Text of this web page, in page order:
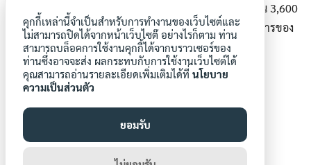
ให้ทุนแก่ผู้อยู่อาศัย 800 คน ซึ่งดูแลรักษาพัสดุว่างประมาณ 3,600
ผืน ตามคำกล่าวของ Michael Freeman ผู้อำนวยการบริหารของ
Genesee County Land Bank Authority ที่เริ่มโครงการ
คุกกี้เหล่านี้จำเป็นสำหรับการทำงานของเว็บไซต์และ
ไม่สามารถปิดได้จากหน้าเว็บไซต๊ อย่างไรก็ตาม ท่าน
สามารถบล็อคการใช้งานคุกกี้ได้จากบราวเซอร์ของ
ท่านซึ่งอาจจะส่ง ผลกระทบกับการใช้งานเว็บไซต์ได้
คุณสามารถอ่านรายละเอียดเพิ่มเติมได้ที่ นโยบาย
ความเป็นส่วนตัว
ยอมรับ